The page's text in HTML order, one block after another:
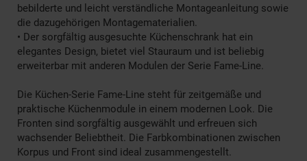
bebilderte und leicht verständliche Montageanleitung sowie
die dazugehörigen Montagematerialien.
• Der sorgfältig ausgesuchte Küchenschrank hat ein
elegantes Design, bietet viel Stauraum und ist beliebig
erweiterbar mit anderen Modulen der Serie Fame-Line.
Die Küchen-Serie Fame-Line steht für zeitgemäße und
praktische Küchenmodule in einem modernen Look. Die
Fronten sind sorgfältig ausgewählt und erfreuen sich
wachsender Beliebtheit. Die Farbkombinationen zwischen
Korpus und Front sind ideal zusammengestellt.